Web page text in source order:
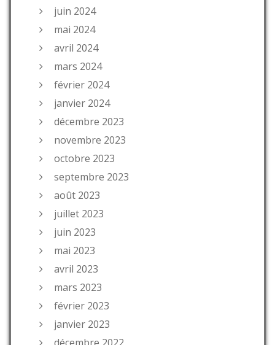
juin 2024
mai 2024
avril 2024
mars 2024
février 2024
janvier 2024
décembre 2023
novembre 2023
octobre 2023
septembre 2023
août 2023
juillet 2023
juin 2023
mai 2023
avril 2023
mars 2023
février 2023
janvier 2023